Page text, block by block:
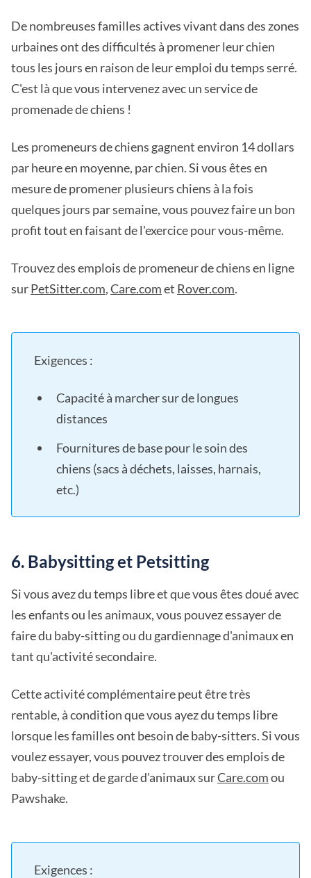
De nombreuses familles actives vivant dans des zones
urbaines ont des difficultés à promener leur chien
tous les jours en raison de leur emploi du temps serré.
C'est là que vous intervenez avec un service de
promenade de chiens !
Les promeneurs de chiens gagnent environ 14 dollars
par heure en moyenne, par chien. Si vous êtes en
mesure de promener plusieurs chiens à la fois
quelques jours par semaine, vous pouvez faire un bon
profit tout en faisant de l'exercice pour vous-même.
Trouvez des emplois de promeneur de chiens en ligne
surPetSitter.com,Care.comet Rover.com.
Exigences :
Capacité à marcher sur de longues
distances
Fournitures de base pour le soin des
chiens (sacs à déchets, laisses, harnais,
etc.)
6. Babysitting et Petsitting
Si vous avez du temps libre et que vous êtes doué avec
les enfants ou les animaux, vous pouvez essayer de
faire du baby-sitting ou du gardiennage d'animaux en
tant qu'activité secondaire.
Cette activité complémentaire peut être très
rentable, à condition que vous ayez du temps libre
lorsque les familles ont besoin de baby-sitters. Si vous
voulez essayer, vous pouvez trouver des emplois de
baby-sitting et de garde d'animaux surCare.comou
Pawshake.
Exigences :